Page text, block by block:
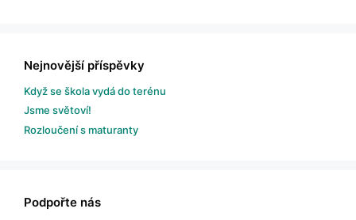
Nejnovější příspěvky
Když se škola vydá do terénu
Jsme světoví!
Rozloučení s maturanty
Podpořte nás